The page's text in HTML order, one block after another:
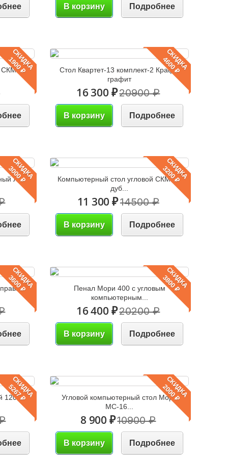
В корзину Подробнее
СКИДКА
1900 ₽
СКМУ-4
СКИДКА
4600 ₽
Стол Квартет-13 комплект-2 Крафт-
графит
16 300 ₽20900 ₽
В корзину Подробнее
СКИДКА
3000 ₽
Лайт
СКИДКА
3200 ₽
Компьютерный стол угловой СКМУ-3
дуб...
11 300 ₽14500 ₽
В корзину Подробнее
СКИДКА
3600 ₽ СКИДКА
3800 ₽
Пенал Мори 400 с угловым
компьютерным...
16 400 ₽20200 ₽
В корзину Подробнее
СКИДКА
5267 ₽
1200
СКИДКА
2000 ₽
Угловой компьютерный стол Мори
МС-16...
8 900 ₽10900 ₽
В корзину Подробнее